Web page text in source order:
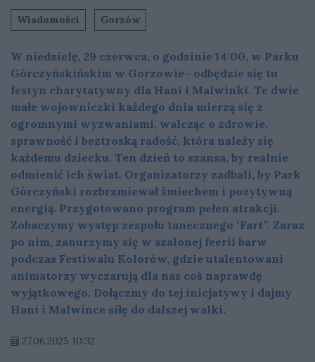
Wiadomości Gorzów
W niedzielę, 29 czerwca, o godzinie 14:00, w Parku
Górczyńskińskim w Gorzowie– odbędzie się tu
festyn charytatywny dla Hani i Malwinki. Te dwie
małe wojowniczki każdego dnia mierzą się z
ogromnymi wyzwaniami, walcząc o zdrowie,
sprawność i beztroską radość, która należy się
każdemu dziecku. Ten dzień to szansa, by realnie
odmienić ich świat. Organizatorzy zadbali, by Park
Górczyński rozbrzmiewał śmiechem i pozytywną
energią. Przygotowano program pełen atrakcji.
Zobaczymy występ zespołu tanecznego "Fart”. Zaraz
po nim, zanurzymy się w szalonej feerii barw
podczas Festiwalu Kolorów, gdzie utalentowani
animatorzy wyczarują dla nas coś naprawdę
wyjątkowego. Dołączmy do tej inicjatywy i dajmy
Hani i Malwince siłę do dalszej walki.
27.06.2025 10:32